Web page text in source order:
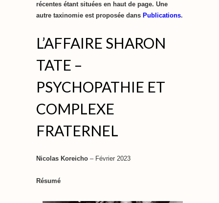
récentes étant situées en haut de page. Une
autre taxinomie est proposée dans Publications.
L’AFFAIRE SHARON
TATE –
PSYCHOPATHIE ET
COMPLEXE
FRATERNEL
Nicolas Koreicho – Février 2023
Résumé